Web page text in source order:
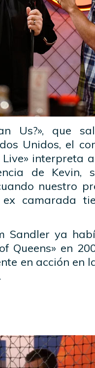
Us?», que
Unidos, el
interpreta
de Kevin,
nuestro
camarada
Sandler ya
Queens» en
en acción en